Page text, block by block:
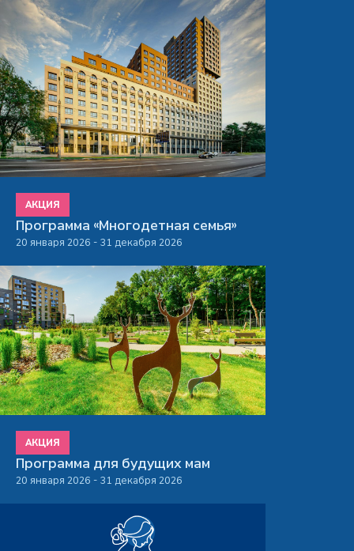
АКЦИЯ
Программа «Многодетная семья»
20 января 2026 - 31 декабря 2026
АКЦИЯ
Программа для будущих мам
20 января 2026 - 31 декабря 2026